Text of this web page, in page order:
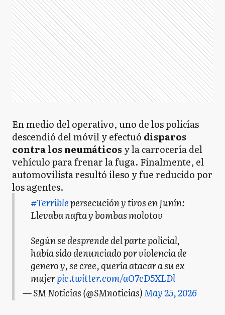
En medio del operativo, uno de los policías
descendió del móvil y efectuó disparos
contra los neumáticos y la carrocería del
vehículo para frenar la fuga. Finalmente, el
automovilista resultó ileso y fue reducido por
los agentes.
#Terriblepersecución y tiros en Junín:
Llevaba nafta y bombas molotov
Según se desprende del parte policial,
había sido denunciado por violencia de
genero y, se cree, quería atacar a su ex
mujerpic.twitter.com/aO7cD5XLDl
— SM Noticias (@SMnoticias)May 25, 2026